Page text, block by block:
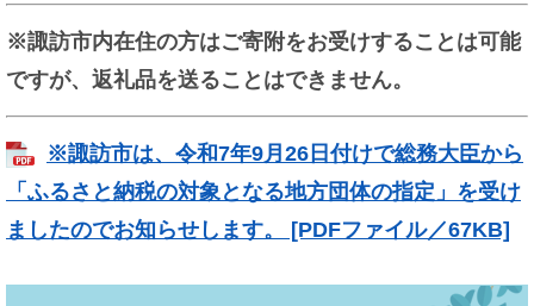
※諏訪市内在住の方はご寄附をお受けすることは可能
ですが、返礼品を送ることはできません。
※諏訪市は、令和7年9月26日付けで総務大臣から
「ふるさと納税の対象となる地方団体の指定」を受け
ましたのでお知らせします。 [PDFファイル／67KB]